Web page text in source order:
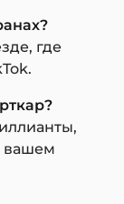
где
вашем